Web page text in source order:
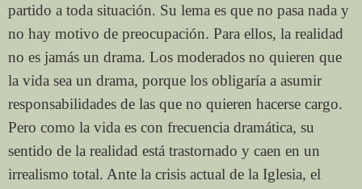
partido a toda situación. Su lema es que no pasa nada y
no hay motivo de preocupación. Para ellos, la realidad
no es jamás un drama. Los moderados no quieren que
la vida sea un drama, porque los obligaría a asumir
responsabilidades de las que no quieren hacerse cargo.
Pero como la vida es con frecuencia dramática, su
sentido de la realidad está trastornado y caen en un
irrealismo total. Ante la crisis actual de la Iglesia, el